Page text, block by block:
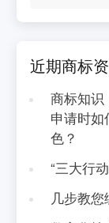
近期商标
商标知识
申请时
色？
“三大行
几步教